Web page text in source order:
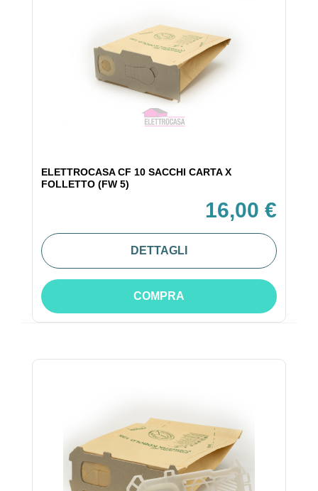
ELETTROCASA CF 10 SACCHI CARTA X
FOLLETTO (FW 5)
16,00 €
DETTAGLI
COMPRA